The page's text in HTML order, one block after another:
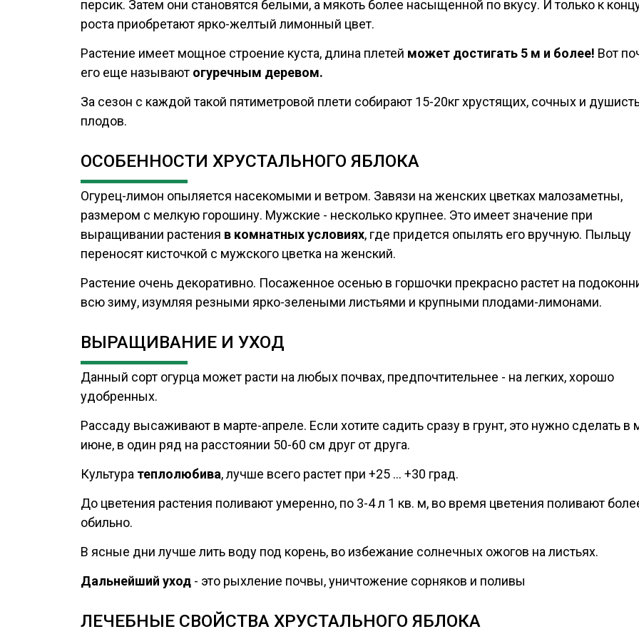
персик. Затем они становятся белыми, а мякоть более насыщенной по вкусу. И только к
роста приобретают ярко-желтый лимонный цвет.
Растение имеет мощное строение куста, длина плетей может достигать 5 м и более! Вот
его еще называютогуречным деревом.
За сезон с каждой такой пятиметровой плети собирают 15-20кг хрустящих, сочных и
плодов.
ОСОБЕННОСТИ ХРУСТАЛЬНОГО ЯБЛОКА
Огурец-лимон опыляется насекомыми и ветром. Завязи на женских цветках малозаметны,
размером с мелкую горошину. Мужские - несколько крупнее. Это имеет значение при
выращивании растения в комнатных условиях, где придется опылять его вручную. Пыльцу
переносят кисточкой с мужского цветка на женский.
Растение очень декоративно. Посаженное осенью в горшочки прекрасно растет на
всю зиму, изумляя резными ярко-зелеными листьями и крупными плодами-лимонами.
ВЫРАЩИВАНИЕ И УХОД
Данный сорт огурца может расти на любых почвах, предпочтительнее - на легких, хорошо
удобренных.
Рассаду высаживают в марте-апреле. Если хотите садить сразу в грунт, это нужно сделать в
июне, в один ряд на расстоянии 50-60 см друг от друга.
Культура теплолюбива, лучше всего растет при +25 ... +30 град.
До цветения растения поливают умеренно, по 3-4 л 1 кв. м, во время цветения поливают
обильно.
В ясные дни лучше лить воду под корень, во избежание солнечных ожогов на листьях.
Дальнейший уход- это рыхление почвы, уничтожение сорняков и поливы
ЛЕЧЕБНЫЕ СВОЙСТВА ХРУСТАЛЬНОГО ЯБЛОКА